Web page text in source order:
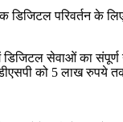
परिवर्तन के
सेवाओं का
को 5 लाख